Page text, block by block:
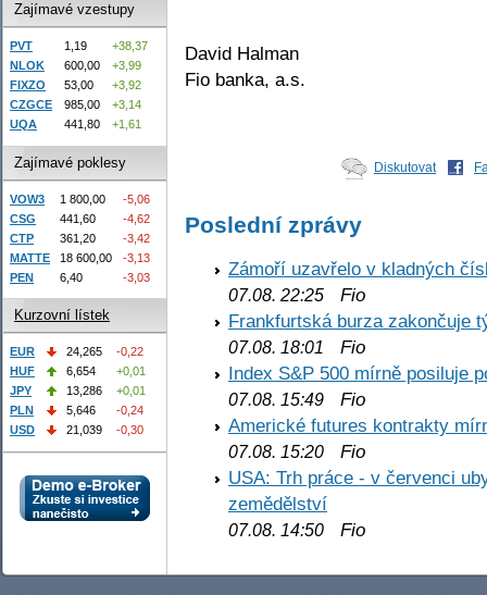
David Halman
Fio banka, a.s.
Diskutovat
Poslední zprávy
Zámoří uzavřelo v kladných
07.08. 22:25 Fio
Frankfurtská burza zakončuje
07.08. 18:01
Fio
Index S&P 500 mírně posiluje
07.08. 15:49 Fio
Americké futures kontrakty
07.08. 15:20 Fio
USA: Trh práce - v červenci
zemědělství
07.08. 14:50 Fio
Zajímavé vzestupy
PVT 1,19
+38,37
NLOK
600,00
+3,99
FIXZO
53,00
+3,92
CZGCE
985,00
+3,14
UQA
441,80 +1,61
Zajímavé poklesy
VOW3 1 800,00
-5,06
CSG
441,60
-4,62
CTP
361,20
-3,42
MATTE
18 600,00
-3,13
PEN
6,40 -3,03
Kurzovní lístek
EUR 24,265
-0,22
HUF
6,654
+0,01
JPY
13,286
+0,01
PLN
5,646
-0,24
USD
21,039 -0,30